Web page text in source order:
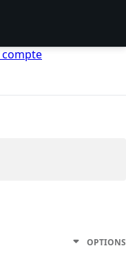
compte
OPTIONS